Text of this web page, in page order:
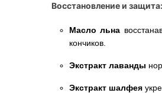
Восстановление и защита:
Масло льна
кончиков.
Экстракт лаванды
Экстракт шалфея